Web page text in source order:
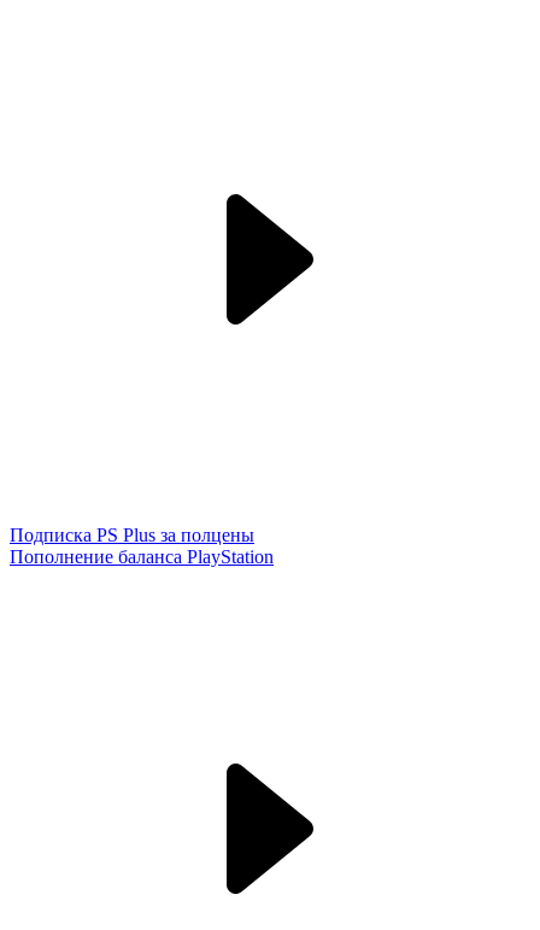
Подписка PS Plus за полцены
Пополнение баланса PlayStation